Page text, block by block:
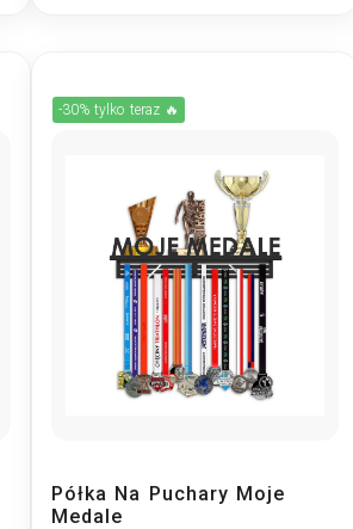
-30% tylko teraz 🔥
Półka Na Puchary Moje
Medale